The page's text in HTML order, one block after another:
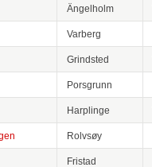
Ängelholm
Varberg
Grindsted
Porsgrunn
Harplinge
Rolvsøy
Fristad